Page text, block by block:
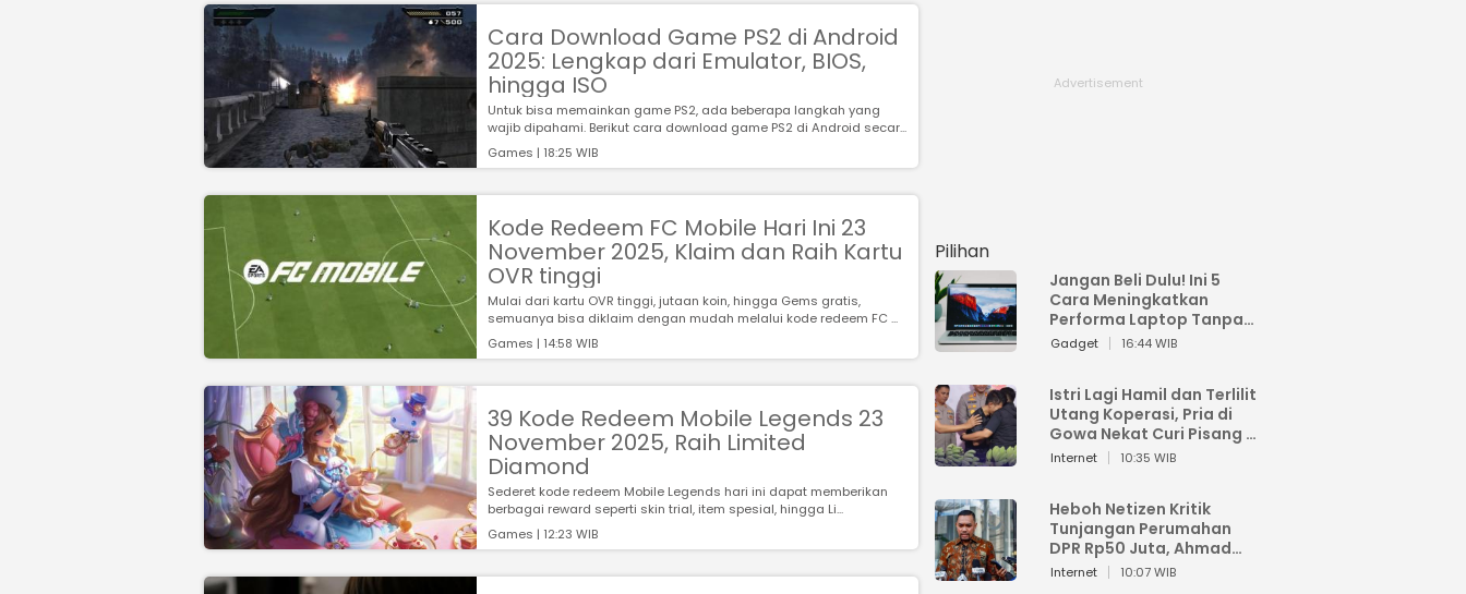
Cara Download Game PS2 di Android
2025: Lengkap dari Emulator, BIOS,
hingga ISO
Untuk bisa memainkan game PS2, ada beberapa langkah yang
wajib dipahami. Berikut cara download game PS2 di Android secar...
Games | 18:25 WIB
Kode Redeem FC Mobile Hari Ini 23
November 2025, Klaim dan Raih Kartu
OVR tinggi
Mulai dari kartu OVR tinggi, jutaan koin, hingga Gems gratis,
semuanya bisa diklaim dengan mudah melalui kode redeem FC ...
Games | 14:58 WIB
39 Kode Redeem Mobile Legends 23
November 2025, Raih Limited
Diamond
Sederet kode redeem Mobile Legends hari ini dapat memberikan
berbagai reward seperti skin trial, item spesial, hingga Li...
Games | 12:23 WIB
Pilihan
Jangan Beli Dulu! Ini 5
Cara Meningkatkan
Performa Laptop Tanpa
Harus Beli Baru
Gadget 16:44 WIB
Istri Lagi Hamil dan Terlilit
Utang Koperasi, Pria di
Gowa Nekat Curi Pisang 4
Tandan Milik Tetangga,
Internet 10:35 WIB
Heboh Netizen Kritik
Tunjangan Perumahan
DPR Rp50 Juta, Ahmad
Sahroni: Enggak Senang
Internet 10:07 WIB